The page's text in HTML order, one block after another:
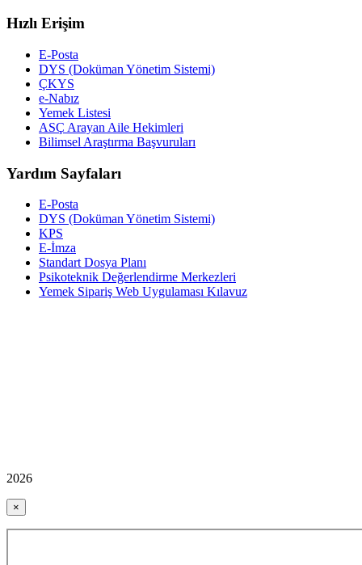
Hızlı Erişim
E-Posta
DYS (Doküman Yönetim Sistemi)
ÇKYS
e-Nabız
Yemek Listesi
ASÇ Arayan Aile Hekimleri
Bilimsel Araştırma Başvuruları
Yardım Sayfaları
E-Posta
DYS (Doküman Yönetim Sistemi)
KPS
E-İmza
Standart Dosya Planı
Psikoteknik Değerlendirme Merkezleri
Yemek Sipariş Web Uygulaması Kılavuz
2026
×